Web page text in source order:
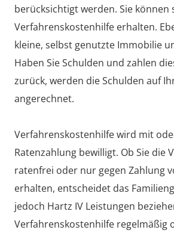
berücksichtigt werden. Sie
Verfahrenskostenhilfe erhalten.
kleine, selbst genutzte Immobilie
Haben Sie Schulden und zahlen
zurück, werden die Schulden auf
angerechnet.
Verfahrenskostenhilfe wird mit
Ratenzahlung bewilligt. Ob Sie die
ratenfrei oder nur gegen Zahlung
erhalten, entscheidet das
jedoch Hartz IV Leistungen
Verfahrenskostenhilfe regelmäßig